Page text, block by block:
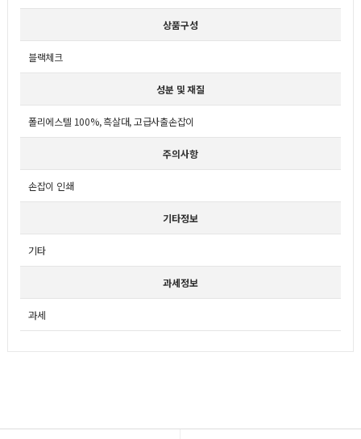
상품구성
블랙체크
성분 및 재질
폴리에스텔 100%, 흑살대, 고급사출손잡이
주의사항
손잡이 인쇄
기타정보
기타
과세정보
과세